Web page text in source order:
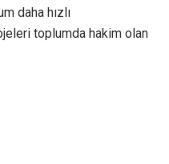
daha hızlı
toplumda hakim olan